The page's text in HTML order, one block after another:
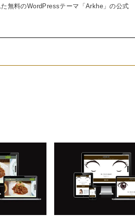
無料のWordPressテーマ「Arkhe」の公式